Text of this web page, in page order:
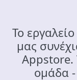
Το
μας
Appstore.
ομάδα -